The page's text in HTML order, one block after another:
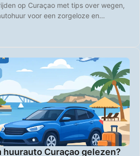
op Curaçao met tips over wegen,
voor een zorgeloze en
huurauto Curaçao gelezen?